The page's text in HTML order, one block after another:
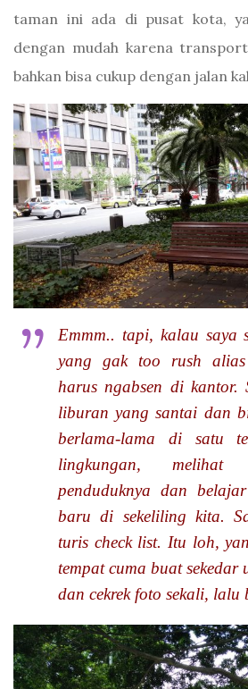
taman ini ada di pusat kota,
dengan mudah karena
bahkan bisa cukup dengan jalan
Emmm.. tapi, kalau saya
yang gak too rush
harus ngabsen di kantor.
liburan yang santai dan
berlama-lama di satu
lingkungan,
penduduknya dan
baru di sekeliling kita.
turis check list. Itu loh,
tempat cuma buat sekedar
dan cekrek foto sekali, lalu